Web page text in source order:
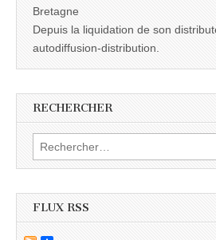
Bretagne
Depuis la liquidation de son
autodiffusion-distribution.
RECHERCHER
Rechercher :
FLUX RSS